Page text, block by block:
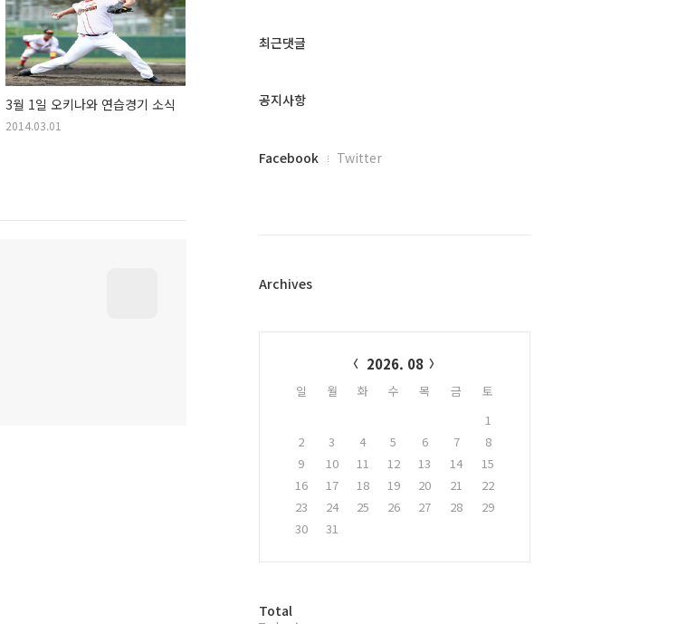
3월 1일 오키나와 연습경기 소식
2014.03.01
과
글
최근댓글
공지사항
페
플
Facebook Twitter
Archives
2026. 08
일 월 화 수 목 금
토
1
2
3 4 5 6 7
8
9
10 11 12 13 14
15
16
17 18 19 20 21
22
23
24 25 26 27 28
29
30
31
방
Total